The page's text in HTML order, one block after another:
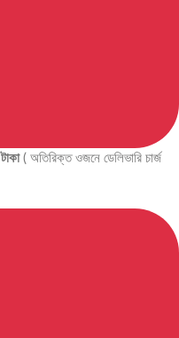
( অতিরিক্ত ওজনে ডেলিভারি চার্জ